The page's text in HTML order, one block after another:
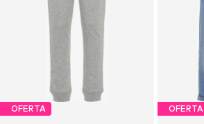
OFERTA OFERTA